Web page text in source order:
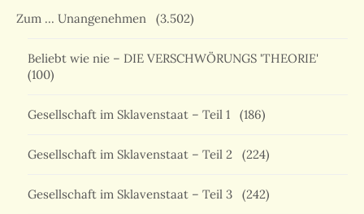
Zum … Unangenehmen (3.502)
Beliebt wie nie – DIE VERSCHWÖRUNGS 'THEORIE'
(100)
Gesellschaft im Sklavenstaat – Teil 1 (186)
Gesellschaft im Sklavenstaat – Teil 2 (224)
Gesellschaft im Sklavenstaat – Teil 3 (242)